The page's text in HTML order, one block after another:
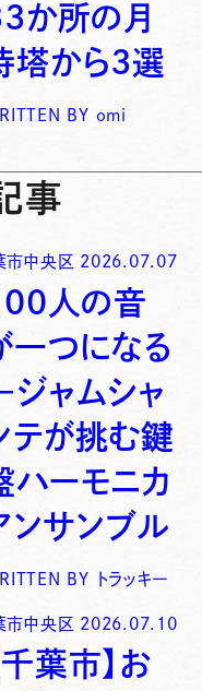
か所の月
塔から3選
BY omi
事
市中央区 2026.07.07
人の音
一つになる
ャムシャ
テが挑む鍵
ハーモニカ
ンサンブル
BY トラッキー
市中央区 2026.07.10
千葉市】お